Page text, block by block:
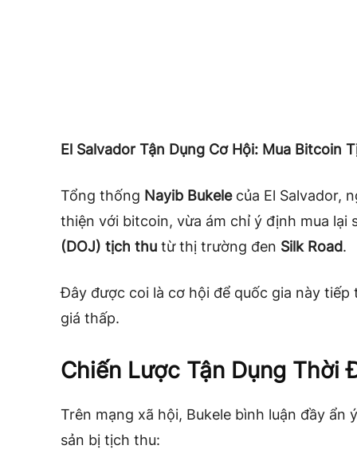
El Salvador Tận Dụng Cơ Hội: Mua Bitcoin
Tổng thống Nayib Bukelecủa El Salvador,
thiện với bitcoin, vừa ám chỉ ý định mua lại
(DOJ) tịch thu từ thị trường đen Silk Road.
Đây được coi là cơ hội để quốc gia này
giá thấp.
Chiến Lược Tận Dụng Thời
Trên mạng xã hội, Bukele bình luận đầy ẩn
sản bị tịch thu: